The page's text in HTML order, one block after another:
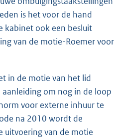
is het voor de hand
kabinet ook een besluit
van de motie-Roemer voor
in de motie van het lid
om nog in de loop
voor externe inhuur te
na 2010 wordt de
uitvoering van de motie